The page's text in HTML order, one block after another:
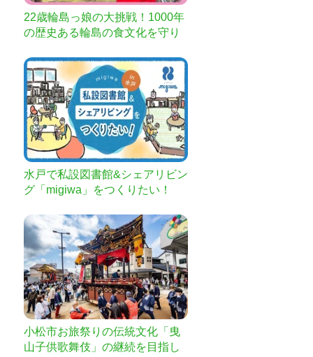
22歳輪島っ娘の大挑戦！1000年
の歴史ある輪島の食文化を守り
水戸で私設図書館&シェアリビン
グ「migiwa」をつくりたい！
小松市お旅祭りの伝統文化「曳
山子供歌舞伎」の継続を目指し